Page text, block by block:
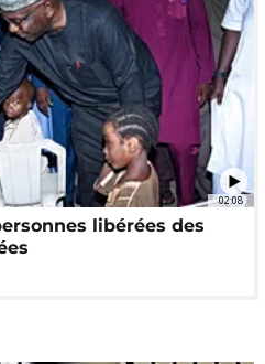
02:08
libérées des